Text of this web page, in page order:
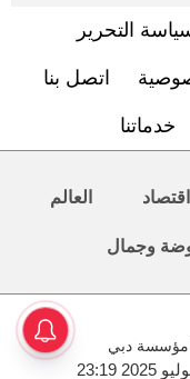
التحرير
اتصل بنا
خدماتنا
اقتصاد العالم
وجمال